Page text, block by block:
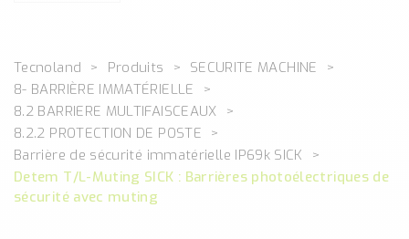
Classé par catégorie
DEBIT
DETECTION
ANALYSE PHYSICO-CHIMIQUE
SECURITE MACHINE
ENREGISTREUR + ACQUISITION DE DONNEES
Tecnoland Produits
SECURITE MACHINE
8- BARRIÈRE IMMATÉRIELLE
8.2 BARRIERE MULTIFAISCEAUX
8.2.2 PROTECTION DE POSTE
Barrière de sécurité immatérielle IP69k SICK
Detem T/L-Muting SICK : Barrières photoélectriques de
sécurité avec muting